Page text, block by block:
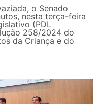
o Senado
nesta terça-feira
(PDL
258/2024 do
da Criança e do